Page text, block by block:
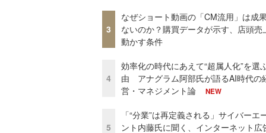
3
なぜショート動画の「CM流用」は成
ないのか？購買データが示す、店頭売
動かす条件
4
効率化の時代にあえて“超属人化”を選
由 アナグラム阿部氏が語るAI時代の
営・マネジメント論
NEW
5
「“分業”は再定義される」サイバーエ
ント内藤氏に聞く、インターネット広